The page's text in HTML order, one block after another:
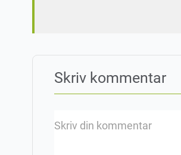
Skriv kommentar
Skriv din kommentar